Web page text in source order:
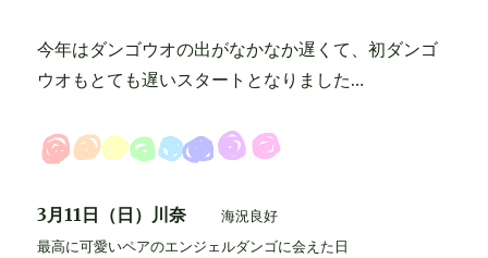
今年はダンゴウオの出がなかなか遅くて、初ダンゴ
ウオもとても遅いスタートとなりました…
3月11日（日）川奈
海況良好
最高に可愛いペアのエンジェルダンゴに会えた日